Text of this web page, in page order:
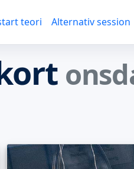
teori Alternativ session